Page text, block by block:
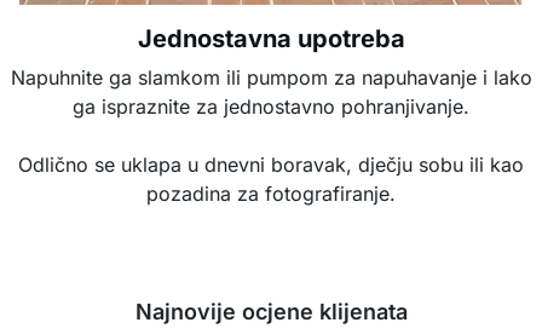
Jednostavna upotreba
Napuhnite ga slamkom ili pumpom za napuhavanje i lako
ga ispraznite za jednostavno pohranjivanje.
Odlično se uklapa u dnevni boravak, dječju sobu ili kao
pozadina za fotografiranje.
Najnovije ocjene klijenata